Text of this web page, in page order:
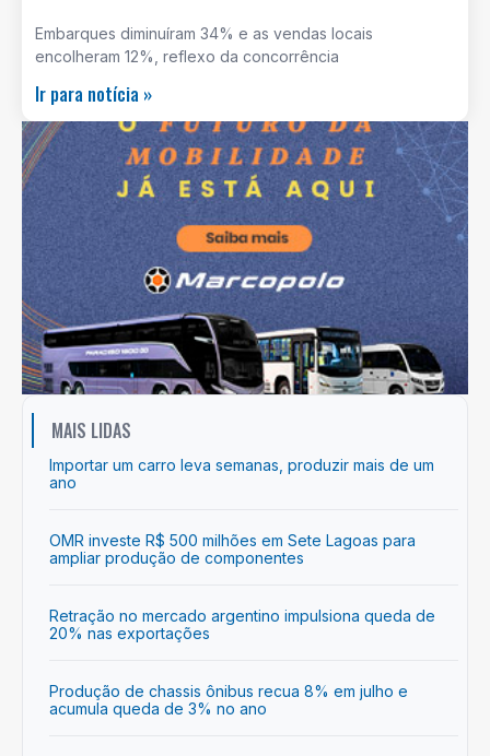
Embarques diminuíram 34% e as vendas locais
encolheram 12%, reflexo da concorrência
Ir para notícia »
MAIS LIDAS
Importar um carro leva semanas, produzir mais de um
ano
OMR investe R$ 500 milhões em Sete Lagoas para
ampliar produção de componentes
Retração no mercado argentino impulsiona queda de
20% nas exportações
Produção de chassis ônibus recua 8% em julho e
acumula queda de 3% no ano